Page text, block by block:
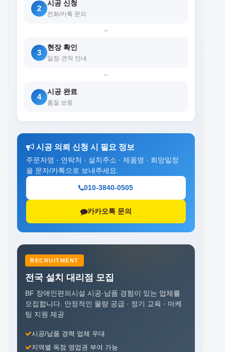
2
시공 신청
전화/카톡 문의
›
3
현장 확인
일정·견적 안내
›
4
시공 완료
품질 보증
시공 의뢰 신청 시 필요 정보
주문자명 · 연락처 · 설치주소 · 제품명 · 희망일정
을 문자/카톡으로 보내주세요.
010-3840-0505
카카오톡 문의
RECRUITMENT
전국 설치 대리점 모집
BF 장애인편의시설 시공·납품 경험이 있는 업체를
모집합니다. 안정적인 물량 공급 · 정기 교육 · 마케
팅 지원 제공
시공/납품 경력 업체 우대
지역별 독점 영업권 부여 가능